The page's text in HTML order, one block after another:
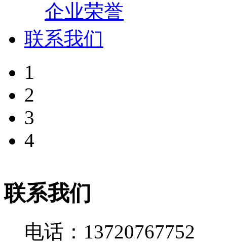
企业荣誉
联系我们
1
2
3
4
联系我们
电话：13720767752